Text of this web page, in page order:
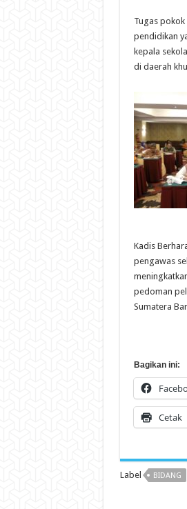
Tugas
pendidikan
kepala
di daerah
Kadis
pengawas
pedoman
Sumatera
Bagikan ini:
Cetak
Label BIDANG